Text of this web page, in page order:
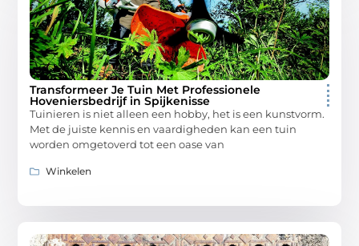
Transformeer Je Tuin Met Professionele
Hoveniersbedrijf in Spijkenisse
Tuinieren is niet alleen een hobby, het is een kunstvorm.
Met de juiste kennis en vaardigheden kan een tuin
worden omgetoverd tot een oase van
Winkelen